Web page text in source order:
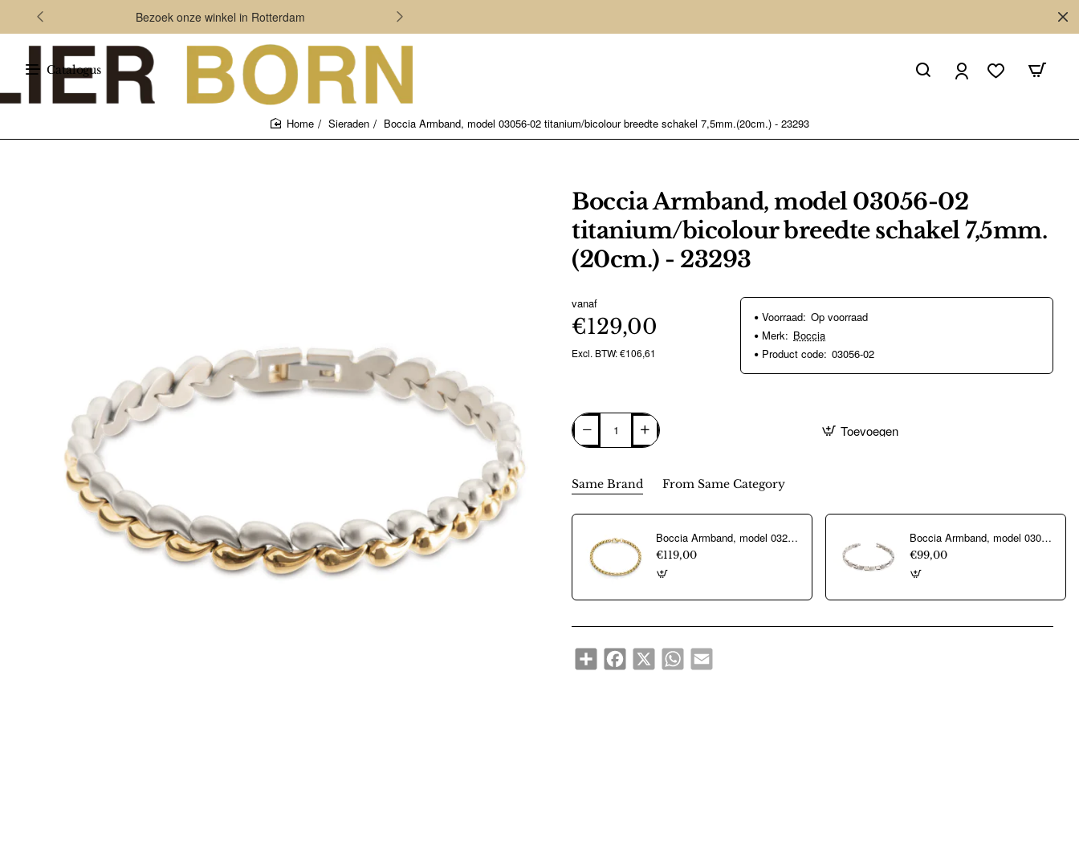
Bezoek onze winkel in Rotterdam
Catalogus
Sieraden Boccia Armband, model 03056-02 titanium/bicolour breedte schakel 7,5mm.(20cm.) - 23293
Boccia Armband, model 03056-02
titanium/bicolour breedte schakel 7,5mm.
(20cm.) - 23293
vanaf
€129,00
Excl. BTW: €106,61
Voorraad: Op voorraad
Merk: Boccia
Product code: 03056-02
Toevoegen
Same Brand From Same Category
Boccia Armband, model 0329-04 titanium/bicolour breedte schakel 4 mm.(18cm.) - 24470
€119,00
Boccia Armband, model 03007-01 - 19659
€99,00
ShareFacebook
X WhatsAppEmail